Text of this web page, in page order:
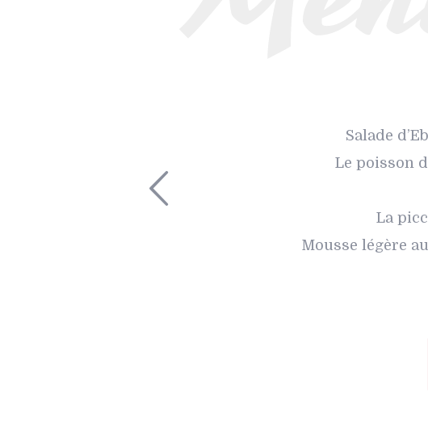
Salade
Le poisson
La
Mousse légère